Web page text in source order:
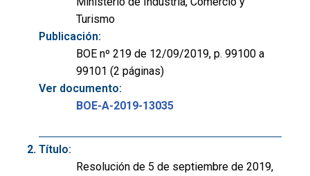
Turismo
Publicación:
BOE nº 219 de 12/09/2019, p. 99100 a
99101 (2 páginas)
Ver documento:
BOE-A-2019-13035
Título:
Resolución de 5 de septiembre de 2019,